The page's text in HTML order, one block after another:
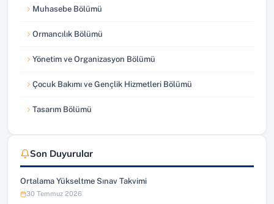
Muhasebe Bölümü
Ormancılık Bölümü
Yönetim ve Organizasyon Bölümü
Çocuk Bakımı ve Gençlik Hizmetleri Bölümü
Tasarım Bölümü
Son Duyurular
Ortalama Yükseltme Sınav Takvimi
30 Temmuz 2026